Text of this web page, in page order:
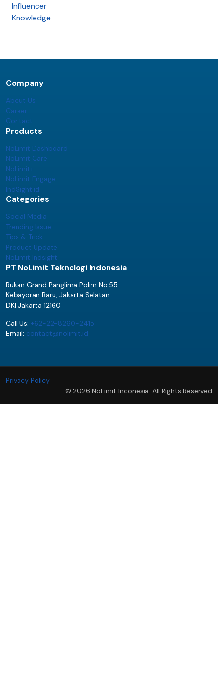
Influencer
Knowledge
Company
About Us
Career
Contact
Products
NoLimit Dashboard
NoLimit Care
NoLimit+
NoLimit Engage
IndSight.id
Categories
Social Media
Trending Issue
Tips & Trick
Product Update
NoLimit Indsight
PT NoLimit Teknologi Indonesia
Rukan Grand Panglima Polim No.55
Kebayoran Baru, Jakarta Selatan
DKI Jakarta 12160
Call Us: +62-22-8260-2415
Email: contact@nolimit.id
Privacy Policy
© 2026 NoLimit Indonesia. All Rights Reserved